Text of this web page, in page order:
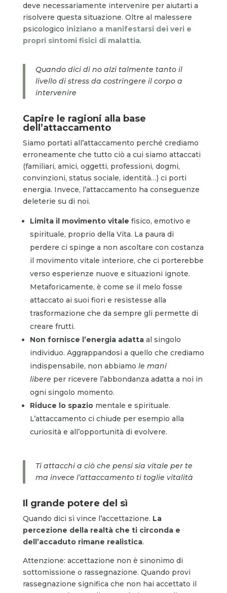
deve necessariamente intervenire per aiutarti a
risolvere questa situazione. Oltre al malessere
psicologico iniziano a manifestarsi dei veri e
propri sintomi fisici di malattia.
Quando dici di no alzi talmente tanto il
livello di stress da costringere il corpo a
intervenire
Capire le ragioni alla base
dell’attaccamento
Siamo portati all’attaccamento perché crediamo
erroneamente che tutto ciò a cui siamo attaccati
(familiari, amici, oggetti, professioni, dogmi,
convinzioni, status sociale, identità…) ci porti
energia. Invece, l’attaccamento ha conseguenze
deleterie su di noi.
Limita il movimento vitale fisico, emotivo e
spirituale, proprio della Vita. La paura di
perdere ci spinge a non ascoltare con costanza
il movimento vitale interiore, che ci porterebbe
verso esperienze nuove e situazioni ignote.
Metaforicamente, è come se il melo fosse
attaccato ai suoi fiori e resistesse alla
trasformazione che da sempre gli permette di
creare frutti.
Non fornisce l’energia adatta al singolo
individuo. Aggrappandosi a quello che crediamo
indispensabile, non abbiamo le mani
libere per ricevere l’abbondanza adatta a noi in
ogni singolo momento.
Riduce lo spazio mentale e spirituale.
L’attaccamento ci chiude per esempio alla
curiosità e all’opportunità di evolvere.
Ti attacchi a ciò che pensi sia vitale per te
ma invece l’attaccamento ti toglie vitalità
Il grande potere del sì
Quando dici sì vince l’accettazione. La
percezione della realtà che ti circonda e
dell’accaduto rimane realistica.
Attenzione: accettazione non è sinonimo di
sottomissione o rassegnazione. Quando provi
rassegnazione significa che non hai accettato il